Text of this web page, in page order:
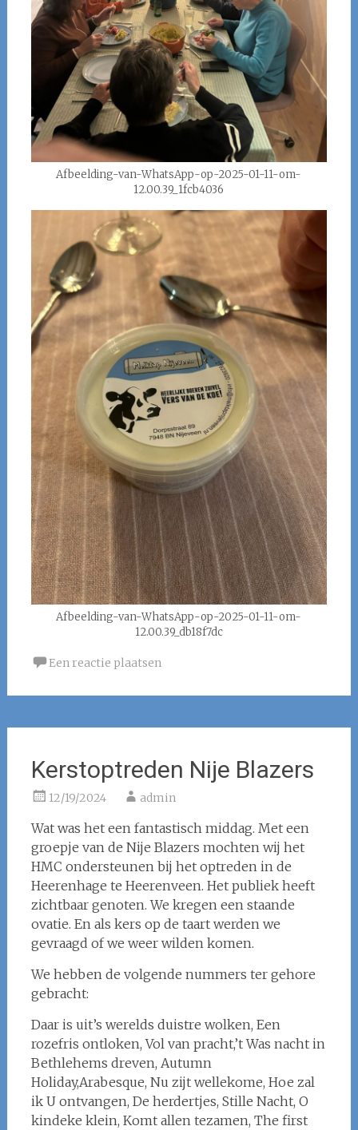
Afbeelding-van-WhatsApp-op-2025-01-11-om-
12.00.39_1fcb4036
Afbeelding-van-WhatsApp-op-2025-01-11-om-
12.00.39_db18f7dc
Een reactie plaatsen
Kerstoptreden Nije Blazers
12/19/2024 admin
Wat was het een fantastisch middag. Met een
groepje van de Nije Blazers mochten wij het
HMC ondersteunen bij het optreden in de
Heerenhage te Heerenveen. Het publiek heeft
zichtbaar genoten. We kregen een staande
ovatie. En als kers op de taart werden we
gevraagd of we weer wilden komen.
We hebben de volgende nummers ter gehore
gebracht:
Daar is uit’s werelds duistre wolken, Een
rozefris ontloken, Vol van pracht,’t Was nacht in
Bethlehems dreven, Autumn
Holiday,Arabesque, Nu zijt wellekome, Hoe zal
ik U ontvangen, De herdertjes, Stille Nacht, O
kindeke klein, Komt allen tezamen, The first